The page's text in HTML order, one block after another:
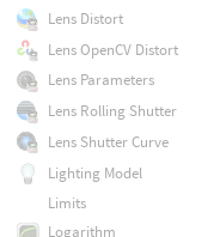
Lens Distort
Lens OpenCV Distort
Lens Parameters
Lens Rolling Shutter
Lens Shutter Curve
Lighting Model
Limits
Logarithm